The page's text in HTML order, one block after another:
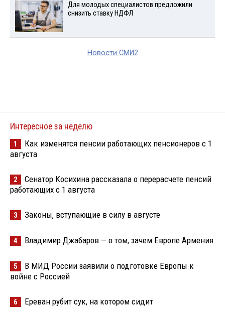
Для молодых специалистов предложили
снизить ставку НДФЛ
Новости СМИ2
Интересное за неделю
1
Как изменятся пенсии работающих пенсионеров с 1
августа
2
Сенатор Косихина рассказала о перерасчете пенсий
работающих с 1 августа
3 Законы, вступающие в силу в августе
4 Владимир Джабаров — о том, зачем Европе Армения
5
В МИД России заявили о подготовке Европы к
войне с Россией
6 Ереван рубит сук, на котором сидит